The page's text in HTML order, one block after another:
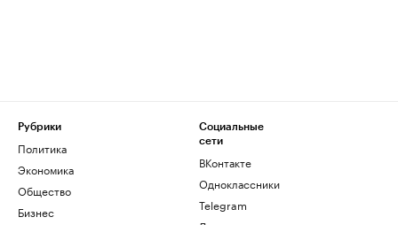
Рубрики
Политика
Экономика
Общество
Бизнес
Социальные
сети
ВКонтакте
Одноклассники
Telegram